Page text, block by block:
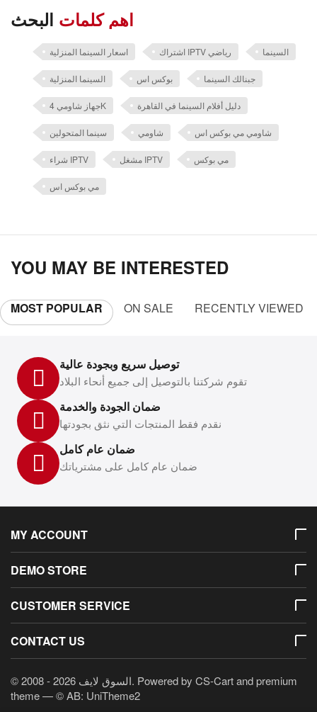
اهم كلمات البحث
اسعار السينما المنزلية اشتراك IPTV رياضي السينما
السينما المنزلية بوكس اس جبنالك السينما
جهاز شاومي 4K دليل أفلام السينما في القاهرة
سينما المتحولين شاومي شاومي مي بوكس اس
شراء IPTV مشغل IPTV مي بوكس
مي بوكس اس
YOU MAY BE INTERESTED
MOST POPULAR ON SALE RECENTLY VIEWED
توصيل سريع وبجودة عالية
تقوم شركتنا بالتوصيل إلى جميع أنحاء البلاد
ضمان الجودة والخدمة
نقدم فقط المنتجات التي نثق بجودتها
ضمان عام كامل
ضمان عام كامل على مشترياتك
MY ACCOUNT
DEMO STORE
CUSTOMER SERVICE
CONTACT US
© 2008 - 2026 السوق لايف. Powered by CS-Cartand premium
theme —© AB: UniTheme2